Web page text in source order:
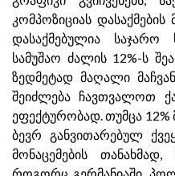
კომპოზიციას
დასაქმებულია
სამუშაო ძალის 12%-ს
ზედმეტად მაღალი
შეიძლება ჩავთვალოთ
ეფექტურობად. თუმცა
ბევრ განვითარებულ
მონაცემების